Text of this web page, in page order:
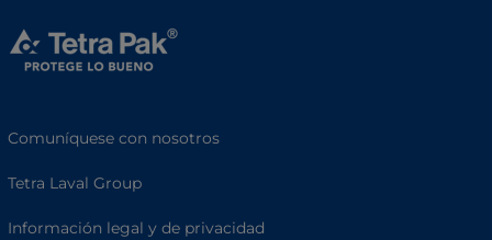
Comuníquese con nosotros
Tetra Laval Group
Información legal y de privacidad